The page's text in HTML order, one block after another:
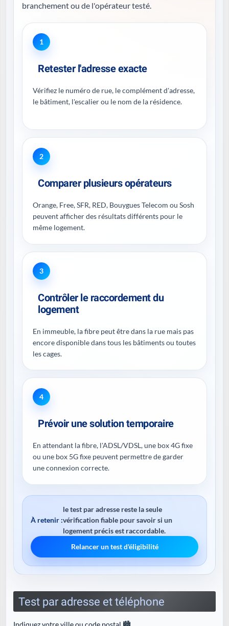
branchement ou de l'opérateur testé.
1
Retester l'adresse exacte
Vérifiez le numéro de rue, le complément d'adresse,
le bâtiment, l'escalier ou le nom de la résidence.
2
Comparer plusieurs opérateurs
Orange, Free, SFR, RED, Bouygues Telecom ou Sosh
peuvent afficher des résultats différents pour le
même logement.
3
Contrôler le raccordement du
logement
En immeuble, la fibre peut être dans la rue mais pas
encore disponible dans tous les bâtiments ou toutes
les cages.
4
Prévoir une solution temporaire
En attendant la fibre, l'ADSL/VDSL, une box 4G fixe
ou une box 5G fixe peuvent permettre de garder
une connexion correcte.
À retenir :
le test par adresse reste la seule
vérification fiable pour savoir si un
logement précis est raccordable.
Relancer un test d'éligibilité
Test par adresse et téléphone
Indiquez votre ville ou code postal 🏙️